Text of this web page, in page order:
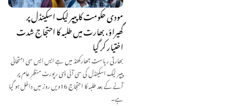
مودی حکومت کا پیپر لیک اسکینڈل پر
گھیراؤ، بھارت میں طلبہ کا احتجاج شدت
اختیار کر گیا
بھارتی ریاست جھارکھنڈ میں جے ایس ایس سی امتحانی
پیپر لیک اسکینڈل کی سی آئی ڈی رپورٹ منظرِ عام پر
آنے کے بعد طلبہ کا احتجاج 16ویں روز میں داخل ہو گیا
ہے۔